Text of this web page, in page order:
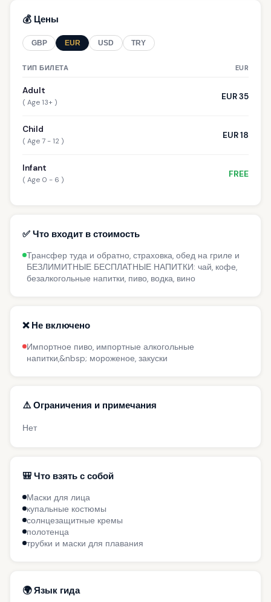
💰 Цены
GBP EUR USD TRY
ТИП БИЛЕТА EUR
Adult
( Age 13+ )
EUR 35
Child
( Age 7 - 12 )
EUR 18
Infant
( Age 0 - 6 )
FREE
✅ Что входит в стоимость
Трансфер туда и обратно, страховка, обед на гриле и
БЕЗЛИМИТНЫЕ БЕСПЛАТНЫЕ НАПИТКИ: чай, кофе,
безалкогольные напитки, пиво, водка, вино
❌ Не включено
Импортное пиво, импортные алкогольные
напитки,&nbsp; мороженое, закуски
⚠️ Ограничения и примечания
Нет
🎒 Что взять с собой
Маски для лица
купальные костюмы
солнцезащитные кремы
полотенца
трубки и маски для плавания
🌍 Язык гида